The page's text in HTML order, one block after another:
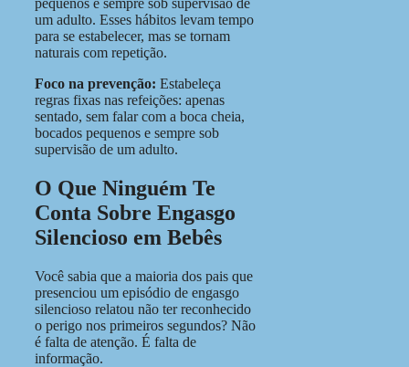
um adulto. Esses hábitos levam tempo
para se estabelecer, mas se tornam
naturais com repetição.
Foco na prevenção: Estabeleça
regras fixas nas refeições: apenas
sentado, sem falar com a boca cheia,
bocados pequenos e sempre sob
supervisão de um adulto.
O Que Ninguém Te
Conta Sobre Engasgo
Silencioso em Bebês
Você sabia que a maioria dos pais que
presenciou um episódio de engasgo
silencioso relatou não ter reconhecido
o perigo nos primeiros segundos? Não
é falta de atenção. É falta de
informação.